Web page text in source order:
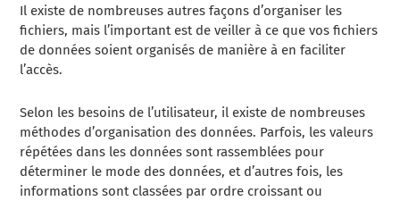
Il existe de nombreuses autres façons d’organiser les
fichiers, mais l’important est de veiller à ce que vos fichiers
de données soient organisés de manière à en faciliter
l’accès.
Selon les besoins de l’utilisateur, il existe de nombreuses
méthodes d’organisation des données. Parfois, les valeurs
répétées dans les données sont rassemblées pour
déterminer le mode des données, et d’autres fois, les
informations sont classées par ordre croissant ou